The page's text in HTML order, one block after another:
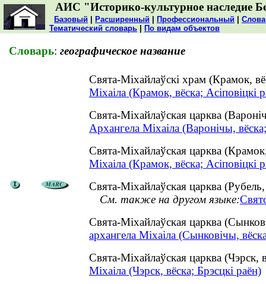
АИС "Историко-культурное наследие
Базовый Расширенный Профессиональный
Тематический словарь
По видам объектов
Словарь: географическое название
Свята-Міхайлаўскі храм (Крамок,
Міхаіла (Крамок, вёска; Асіповіцкі
Свята-Міхайлаўская царква
Архангела Міхаіла (Варонічы,
Свята-Міхайлаўская царква
Міхаіла (Крамок, вёска; Асіповіцкі
Свята-Міхайлаўская царква (Рубель,
См. также на другом языке:
Свята-Міхайлаўская царква
архангела Міхаіла (Сынковічы,
Свята-Міхайлаўская царква
Міхаіла (Чэрск, вёска; Брэсцкі раён)